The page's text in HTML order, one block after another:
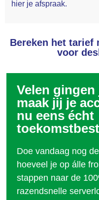
hier je afspraak.
Bereken het tarief
voor
Velen
maak jij je
nu eens écht
Doe vandaag nog
hoeveel je op álle
stappen naar de
razendsnelle